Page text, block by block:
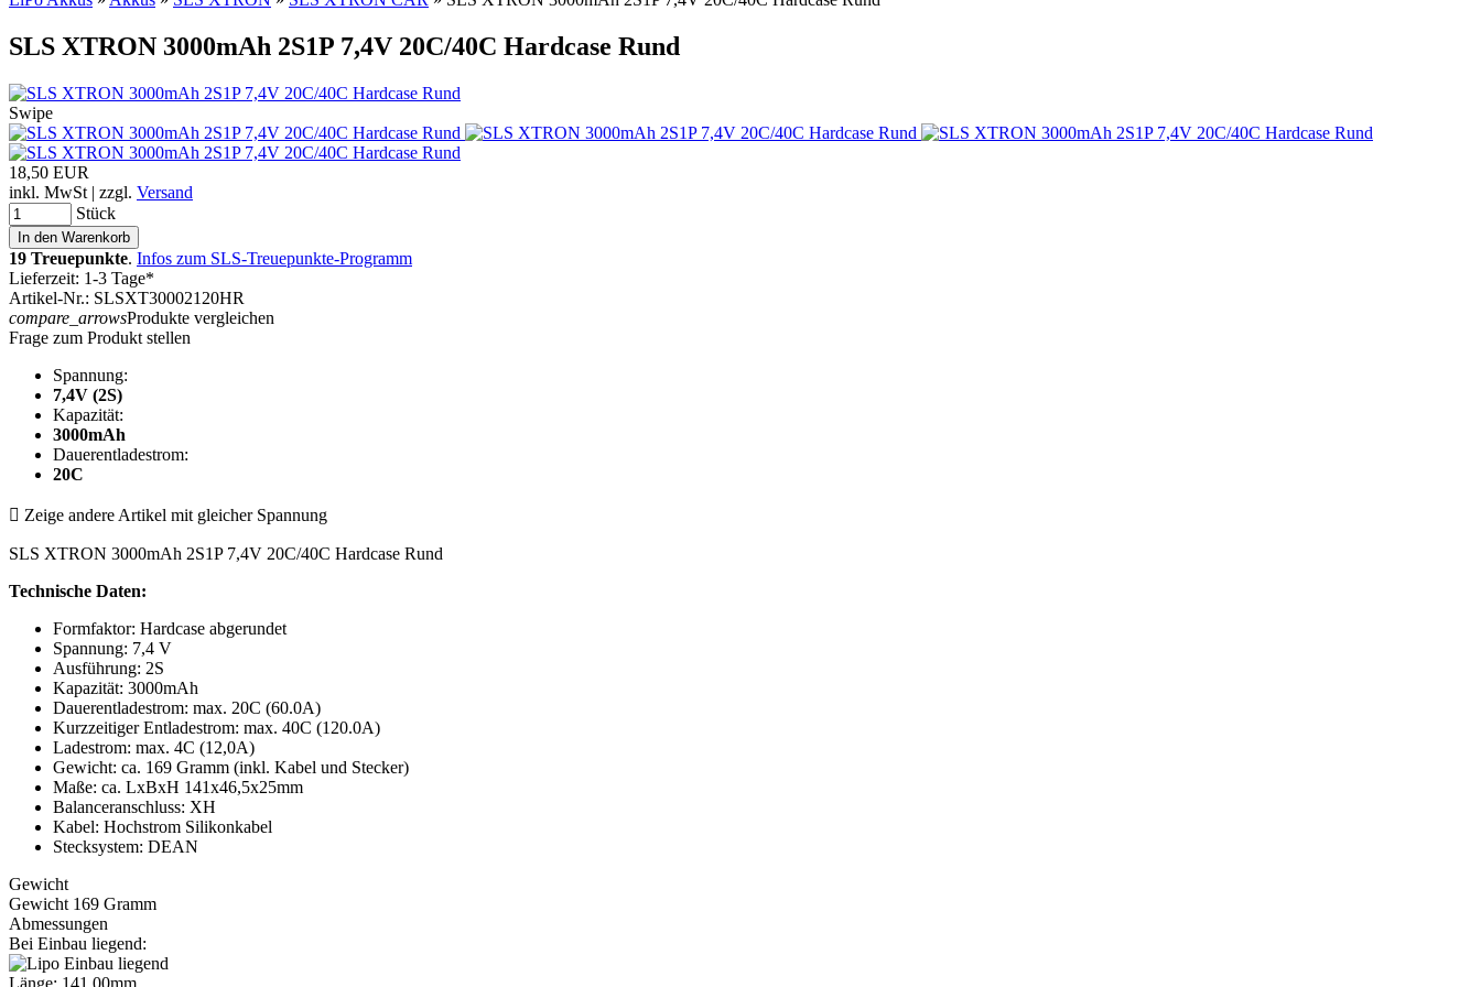
SLS XTRON 3000mAh 2S1P 7,4V 20C/40C Hardcase Rund
Swipe
18,50 EUR
inkl. MwSt | zzgl. Versand
Stück
19 Treuepunkte. Infos zum SLS-Treuepunkte-Programm
Lieferzeit: 1-3 Tage*
Artikel-Nr.: SLSXT30002120HR
compare_arrowsProdukte vergleichen
Frage zum Produkt stellen
Spannung:
7,4V (2S)
Kapazität:
3000mAh
Dauerentladestrom:
20C
 Zeige andere Artikel mit gleicher Spannung
SLS XTRON 3000mAh 2S1P 7,4V 20C/40C Hardcase Rund
Technische Daten:
Formfaktor: Hardcase abgerundet
Spannung: 7,4 V
Ausführung: 2S
Kapazität: 3000mAh
Dauerentladestrom: max. 20C (60.0A)
Kurzzeitiger Entladestrom: max. 40C (120.0A)
Ladestrom: max. 4C (12,0A)
Gewicht: ca. 169 Gramm (inkl. Kabel und Stecker)
Maße: ca. LxBxH 141x46,5x25mm
Balanceranschluss: XH
Kabel: Hochstrom Silikonkabel
Stecksystem: DEAN
Gewicht
Gewicht 169 Gramm
Abmessungen
Bei Einbau liegend:
Länge: 141,00mm